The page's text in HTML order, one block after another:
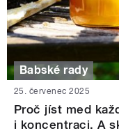
Babské rady
25. červenec 2025
Proč jíst med
i koncentraci. A